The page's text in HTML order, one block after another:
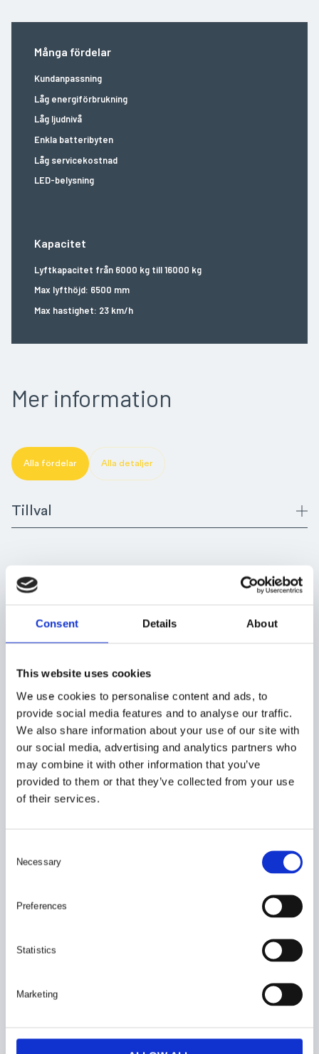
Consent Details About
This website uses cookies
We use cookies to personalise content and ads, to
provide social media features and to analyse our traffic.
We also share information about your use of our site with
our social media, advertising and analytics partners who
may combine it with other information that you’ve
provided to them or that they’ve collected from your use
of their services.
Necessary
Preferences
Statistics
Marketing
Många fördelar
Kundanpassning
Låg energiförbrukning
Låg ljudnivå
Enkla batteribyten
Låg servicekostnad
LED-belysning
Kapacitet
Lyftkapacitet från 6000 kg till 16000 kg
Max lyfthöjd: 6500 mm
Max hastighet: 23 km/h
Mer information
Alla fördelar Alla detaljer
Tillval
BEHÖVER DU HJÄLP?